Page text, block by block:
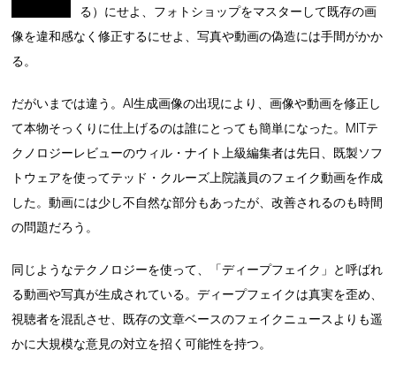
る）にせよ、フォトショップをマスターして既存の画
像を違和感なく修正するにせよ、写真や動画の偽造には手間がかか
る。
だがいまでは違う。AI生成画像の出現により、画像や動画を修正し
て本物そっくりに仕上げるのは誰にとっても簡単になった。MITテ
クノロジーレビューのウィル・ナイト上級編集者は先日、既製ソフ
トウェアを使ってテッド・クルーズ上院議員のフェイク動画を作成
した。動画には少し不自然な部分もあったが、改善されるのも時間
の問題だろう。
同じようなテクノロジーを使って、「ディープフェイク」と呼ばれ
る動画や写真が生成されている。ディープフェイクは真実を歪め、
視聴者を混乱させ、既存の文章ベースのフェイクニュースよりも遥
かに大規模な意見の対立を招く可能性を持つ。